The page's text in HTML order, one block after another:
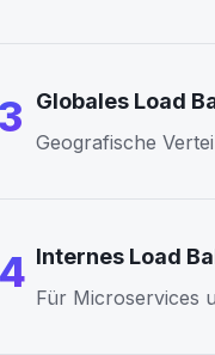
Globales Load
Geografische
Internes Load
Für Microservices